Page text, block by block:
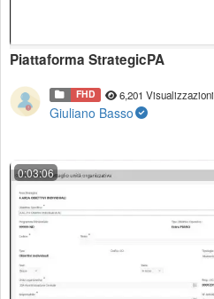
Piattaforma StrategicPA
FHD 6,201 Visualizzazioni
Giuliano Basso
0:03:06